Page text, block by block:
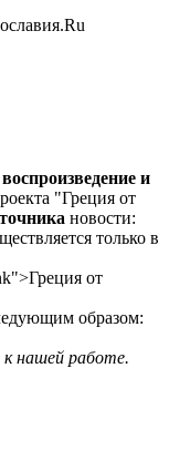
воспроизведение и
"Греция от
новости:
только в
от
образом:
к нашей работе.